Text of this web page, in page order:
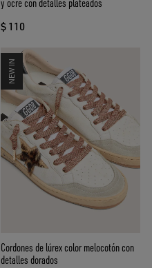
$ 110
NEW IN
Cordones de lúrex color melocotón con
detalles dorados